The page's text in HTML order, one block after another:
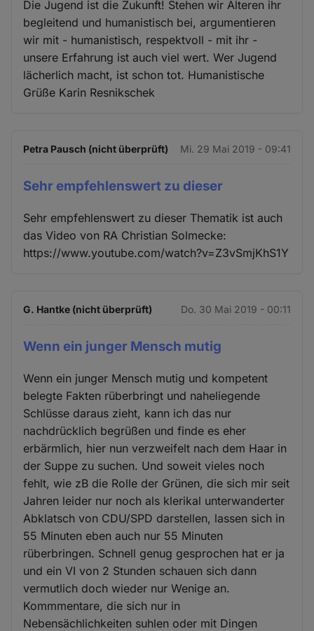
Die Jugend ist die Zukunft! Stehen wir Älteren ihr
begleitend und humanistisch bei, argumentieren
wir mit - humanistisch, respektvoll - mit ihr -
unsere Erfahrung ist auch viel wert. Wer Jugend
lächerlich macht, ist schon tot. Humanistische
Grüße Karin Resnikschek
Petra Pausch (nicht überprüft) Mi. 29 Mai 2019 - 09:41
Sehr empfehlenswert zu dieser
Sehr empfehlenswert zu dieser Thematik ist auch
das Video von RA Christian Solmecke:
https://www.youtube.com/watch?v=Z3vSmjKhS1Y
G. Hantke (nicht überprüft) Do. 30 Mai 2019 - 00:11
Wenn ein junger Mensch mutig
Wenn ein junger Mensch mutig und kompetent
belegte Fakten rüberbringt und naheliegende
Schlüsse daraus zieht, kann ich das nur
nachdrücklich begrüßen und finde es eher
erbärmlich, hier nun verzweifelt nach dem Haar in
der Suppe zu suchen. Und soweit vieles noch
fehlt, wie zB die Rolle der Grünen, die sich mir seit
Jahren leider nur noch als klerikal unterwanderter
Abklatsch von CDU/SPD darstellen, lassen sich in
55 Minuten eben auch nur 55 Minuten
rüberbringen. Schnell genug gesprochen hat er ja
und ein VI von 2 Stunden schauen sich dann
vermutlich doch wieder nur Wenige an.
Kommmentare, die sich nur in
Nebensächlichkeiten suhlen oder mit Dingen